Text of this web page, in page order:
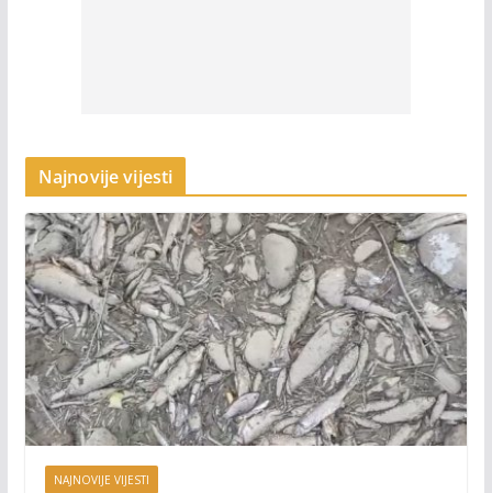
Najnovije vijesti
NAJNOVIJE VIJESTI